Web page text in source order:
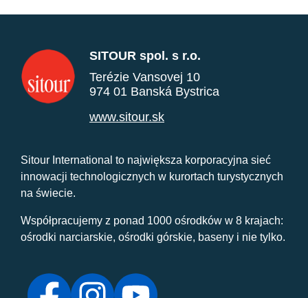
SITOUR spol. s r.o.
Terézie Vansovej 10
974 01 Banská Bystrica
www.sitour.sk
Sitour International to największa korporacyjna sieć
innowacji technologicznych w kurortach turystycznych
na świecie.
Współpracujemy z ponad 1000 ośrodków w 8 krajach:
ośrodki narciarskie, ośrodki górskie, baseny i nie tylko.